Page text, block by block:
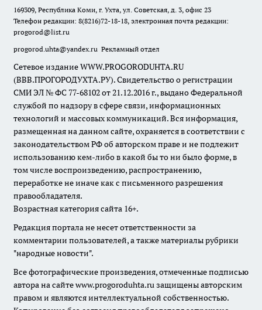
169309, Республика Коми, г. Ухта, ул. Советская, д. 3, офис 23
Телефон редакции: 8(8216)72-18-18, электронная почта редакции:
progorod@list.ru
progorod.uhta@yandex.ru Рекламный отдел
Сетевое издание WWW.PROGORODUHTA.RU
(ВВВ.ПРОГОРОДУХТА.РУ). Свидетельство о регистрации
СМИ ЭЛ № ФС 77-68102 от 21.12.2016 г., выдано Федеральной
службой по надзору в сфере связи, информационных
технологий и массовых коммуникаций. Вся информация,
размещенная на данном сайте, охраняется в соответствии с
законодательством РФ об авторском праве и не подлежит
использованию кем-либо в какой бы то ни было форме, в
том числе воспроизведению, распространению,
переработке не иначе как с письменного разрешения
правообладателя.
Возрастная категория сайта 16+.
Редакция портала не несет ответственности за
комментарии пользователей, а также материалы рубрики
"народные новости".
Все фотографические произведения, отмеченные подписью
автора на сайте www.progoroduhta.ru защищены авторским
правом и являются интеллектуальной собственностью.